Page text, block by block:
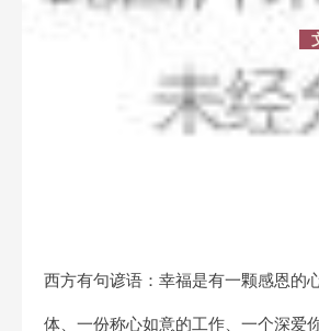
西方有句谚语：幸福是有一颗感恩的
体、一份称心如意的工作、一个深爱